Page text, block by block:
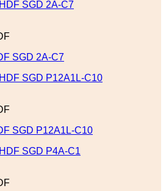
SGD 2A-C7
SGD P12A1L-C10